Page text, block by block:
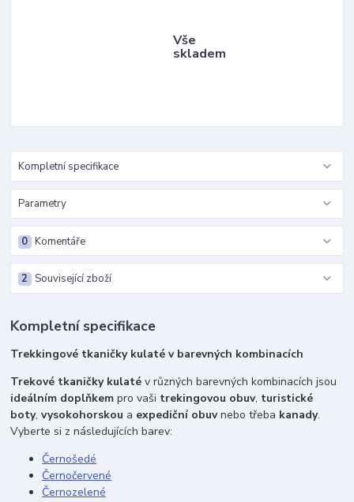
Vše
skladem
Kompletní specifikace
Parametry
Komentáře
0
Související zboží
2
Kompletní specifikace
Trekkingové tkaničky kulaté v barevných kombinacích
Trekové tkaničky kulaté v různých barevných kombinacích jsou
ideálním doplňkem pro vaši trekingovou obuv, turistické
boty,vysokohorskou a expediční obuvnebo třeba kanady.
Vyberte si z následujících barev:
Černošedé
Černočervené
Černozelené